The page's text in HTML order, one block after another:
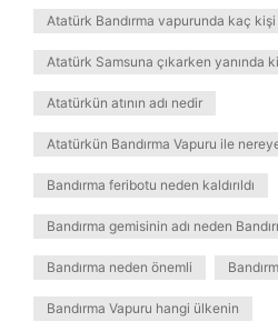
Atatürk Bandırma vapurunda kaç kişi
Atatürk Samsuna çıkarken yanında
Atatürkün atının adı nedir
Atatürkün Bandırma Vapuru ile
Bandırma feribotu neden kaldırıldı
Bandırma gemisinin adı neden
Bandırma neden önemli
Bandırma Vapuru hangi ülkenin